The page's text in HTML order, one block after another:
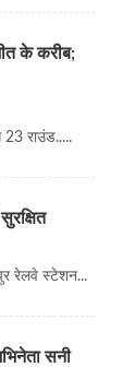
के करीब;
23 राउंड.....
रेलवे स्टेशन...
सनी